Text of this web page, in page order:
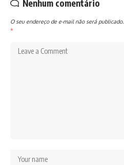
Nenhum comentário
O seu endereço de e-mail não será publicado.
*